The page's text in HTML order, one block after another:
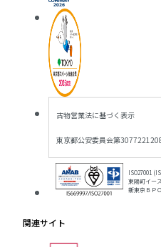
古物営業法に基づく表示
東京都公安委員会第
ISO27001
東陽町イー
新東京ＢＰ
関連サイト